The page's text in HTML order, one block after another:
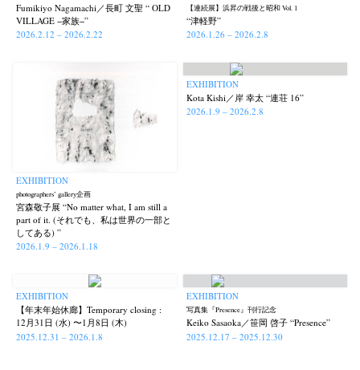
Fumikiyo Nagamachi／長町 文聖 “ OLD
VILLAGE −家族−”
2026.2.12 – 2026.2.22
【連続展】浜昇の戦後と昭和 Vol. 1
“津軽野”
2026.1.26 – 2026.2.8
EXHIBITION
photographers’ gallery企画
宮森敬子展 “No matter what, I am still a
part of it. (それでも、私は世界の一部と
してある) ”
2026.1.9 – 2026.1.18
EXHIBITION
Kota Kishi／岸 幸太 “連荘 16”
2026.1.9 – 2026.2.8
EXHIBITION
【年末年始休廊】Temporary closing :
12月31日 (水) 〜1月8日 (木)
2025.12.31 – 2026.1.8
EXHIBITION
写真集『Presence』刊行記念
Keiko Sasaoka／笹岡 啓子 “Presence”
2025.12.17 – 2025.12.30